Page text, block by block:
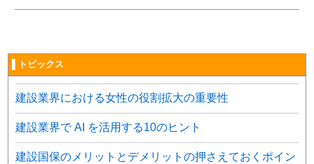
▌トピックス
建設業界における女性の役割拡大の重要性
建設業界で AI を活用する10のヒント
建設国保のメリットとデメリットの押さえておくポイン